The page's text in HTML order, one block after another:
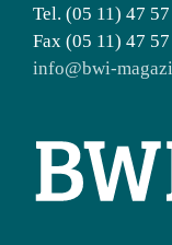
Tel. (05 11) 47
Fax (05 11) 47
info@bwi-